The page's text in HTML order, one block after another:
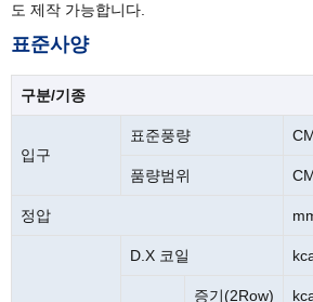
도 제작 가능합니다.
표준사양
구분/기종
입구
표준풍량
품량범위
정압
D.X 코일
증기(2Row)